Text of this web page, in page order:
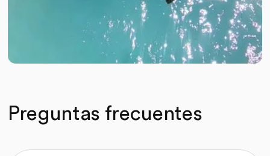
Preguntas frecuentes